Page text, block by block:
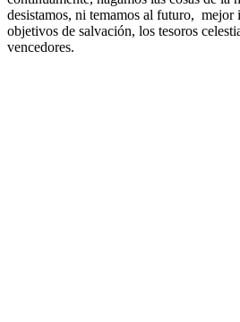
desistamos, ni temamos al futuro, mejor
objetivos de salvación, los tesoros
vencedores.